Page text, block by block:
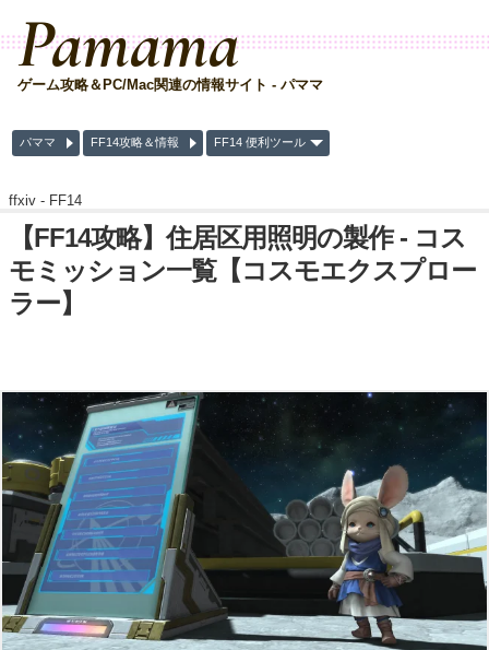
Pamama
ゲーム攻略＆PC/Mac関連の情報サイト - パママ
パママ FF14攻略＆情報 FF14 便利ツール
ffxiv - FF14
【FF14攻略】住居区用照明の製作 - コス
モミッション一覧【コスモエクスプロー
ラー】